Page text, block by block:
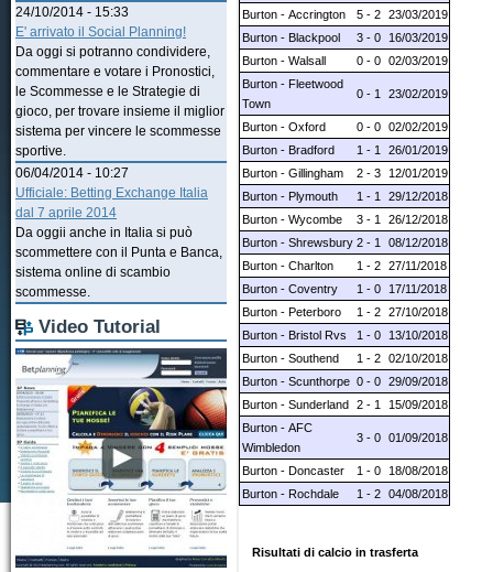
Burton - Accrington
5 - 2 23/03/2019
Burton - Blackpool
3 - 0
16/03/2019
Burton - Walsall
0 - 0 02/03/2019
Burton - Fleetwood
Town
0 - 1 23/02/2019
Burton - Oxford 0 - 0 02/02/2019
Burton - Bradford
1 - 1
26/01/2019
Burton - Gillingham
2 - 3
12/01/2019
Burton - Plymouth
1 - 1
29/12/2018
Burton - Wycombe
3 - 1
26/12/2018
Burton - Shrewsbury 2 - 1
08/12/2018
Burton - Charlton
1 - 2 27/11/2018
Burton - Coventry
1 - 0
17/11/2018
Burton - Peterboro
1 - 2 27/10/2018
Burton - Bristol Rvs
1 - 0
13/10/2018
Burton - Southend
1 - 2 02/10/2018
Burton - Scunthorpe 0 - 0 29/09/2018
Burton - Sunderland 2 - 1
15/09/2018
Burton - AFC
Wimbledon
3 - 0 01/09/2018
Burton - Doncaster 1 - 0
18/08/2018
Burton - Rochdale
1 - 2 04/08/2018
Risultati di calcio in trasferta
24/10/2014 - 15:33
E' arrivato il Social Planning!
Da oggi si potranno condividere,
commentare e votare i Pronostici,
le Scommesse e le Strategie di
gioco, per trovare insieme il miglior
sistema per vincere le scommesse
sportive.
06/04/2014 - 10:27
Ufficiale: Betting Exchange Italia
dal 7 aprile 2014
Da oggii anche in Italia si può
scommettere con il Punta e Banca,
sistema online di scambio
scommesse.
Video Tutorial